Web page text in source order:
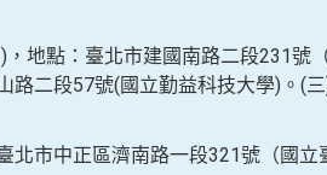
地點：臺北市建國南路二段231號
二段57號(國立勤益科技大學)。(
市中正區濟南路一段321號（國立